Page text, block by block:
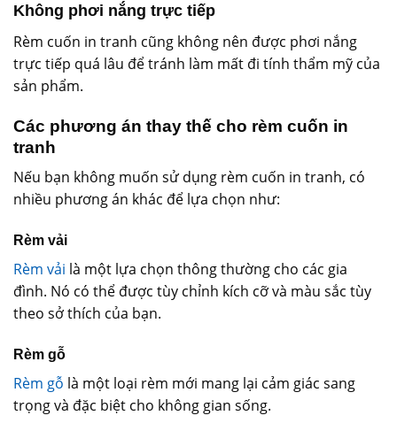
Không phơi nắng trực tiếp
Rèm cuốn in tranh cũng không nên được phơi nắng
trực tiếp quá lâu để tránh làm mất đi tính thẩm mỹ của
sản phẩm.
Các phương án thay thế cho rèm cuốn in
tranh
Nếu bạn không muốn sử dụng rèm cuốn in tranh, có
nhiều phương án khác để lựa chọn như:
Rèm vải
Rèm vải là một lựa chọn thông thường cho các gia
đình. Nó có thể được tùy chỉnh kích cỡ và màu sắc tùy
theo sở thích của bạn.
Rèm gỗ
Rèm gỗ là một loại rèm mới mang lại cảm giác sang
trọng và đặc biệt cho không gian sống.